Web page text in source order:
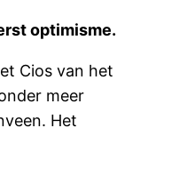
optimisme.
Cios van het
meer
Het